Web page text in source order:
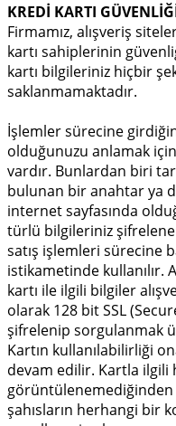
KREDİ KARTI
Firmamız, alışveriş
kartı sahiplerinin
kartı bilgileriniz hiçbir
saklanmamaktadır.
İşlemler sürecine
olduğunuzu anlamak
vardır. Bunlardan biri
bulunan bir anahtar ya
internet sayfasında
türlü bilgileriniz
satış işlemleri sürecine
istikametinde kullanılır.
kartı ile ilgili bilgiler
olarak 128 bit SSL
şifrelenip sorgulanmak
Kartın kullanılabilirliği
devam edilir. Kartla ilgili
şahısların herhangi bir